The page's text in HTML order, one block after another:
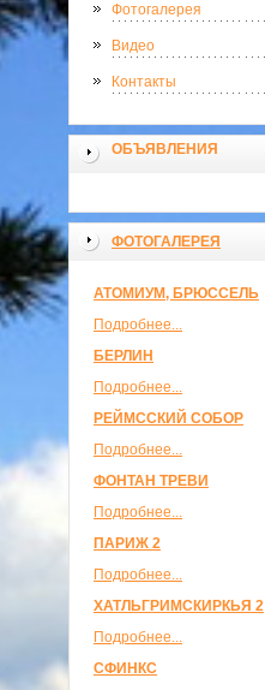
Фотогалерея
Видео
Контакты
ОБЪЯВЛЕНИЯ
ФОТОГАЛЕРЕЯ
АТОМИУМ, БРЮССЕЛЬ
Подробнее...
БЕРЛИН
Подробнее...
РЕЙМССКИЙ СОБОР
Подробнее...
ФОНТАН ТРЕВИ
Подробнее...
ПАРИЖ 2
Подробнее...
ХАТЛЬГРИМСКИРКЬЯ 2
Подробнее...
СФИНКС